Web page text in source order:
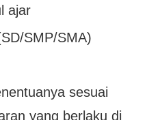
ajar
SMP/SMA)
sesuai
yang berlaku di